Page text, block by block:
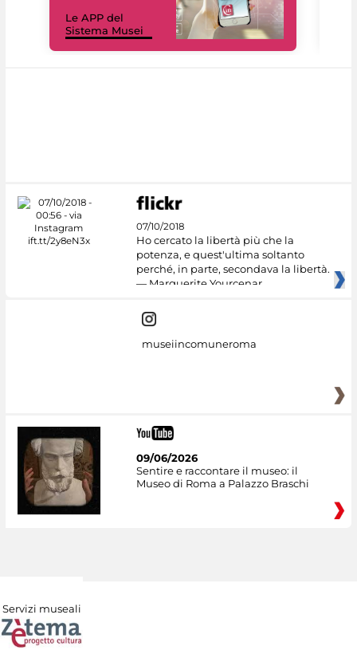
Le APP del
Sistema Musei
07/10/2018
Ho cercato la libertà più che la
potenza, e quest'ultima soltanto
perché, in parte, secondava la libertà.
— Marguerite Yourcenar
museiincomuneroma
09/06/2026
Sentire e raccontare il museo: il
Museo di Roma a Palazzo Braschi
Servizi museali